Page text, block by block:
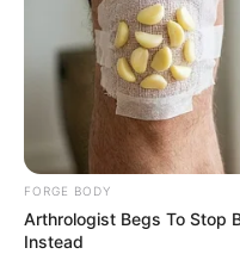
Why this ordinary
your best every day
FORGE BODY
Arthrologist Begs To Stop
Instead